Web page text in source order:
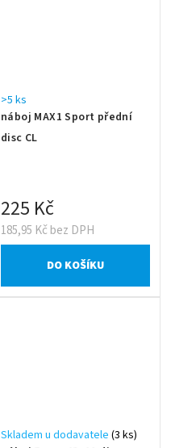
náboj MAX1 Sport přední
disc CL
>5 ks
185,95 Kč bez DPH
225 Kč
DO KOŠÍKU
Skladem u dodavatele (3 ks)